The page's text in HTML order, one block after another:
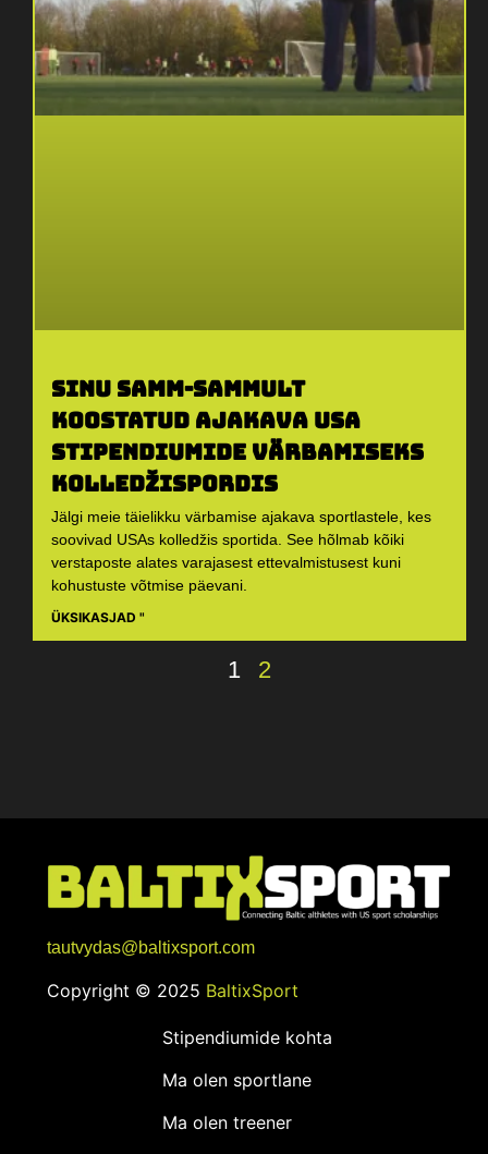
Sinu samm-sammult
koostatud ajakava USA
stipendiumide värbamiseks
kolledžispordis
Jälgi meie täielikku värbamise ajakava sportlastele, kes
soovivad USAs kolledžis sportida. See hõlmab kõiki
verstaposte alates varajasest ettevalmistusest kuni
kohustuste võtmise päevani.
ÜKSIKASJAD "
1 2
tautvydas@baltixsport.com
Copyright © 2025 BaltixSport
Stipendiumide kohta
Ma olen sportlane
Ma olen treener